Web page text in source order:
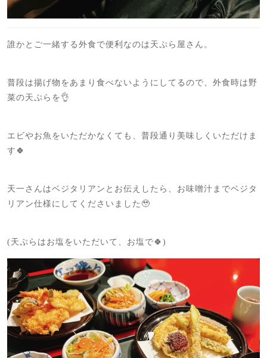
誰かとご一緒する外食で便利なのは天ぷら屋さん。
普段は揚げ物をあまり食べないようにしてるので、外食時は野
菜の天ぷらを👌
エビやお魚をいただかなくても、普段通り美味しくいただけま
す🍀
天一さんはベジタリアンとお伝えしたら、お味噌汁までベジタ
リアン仕様にしてくださいました🥹
(天ぷらはお塩をいただいて、お塩で🍀)